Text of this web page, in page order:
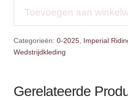
MeshToevoegen aan
Categorieën: 0-2025, Imperial
Wedstrijdkleding
Gerelateerde